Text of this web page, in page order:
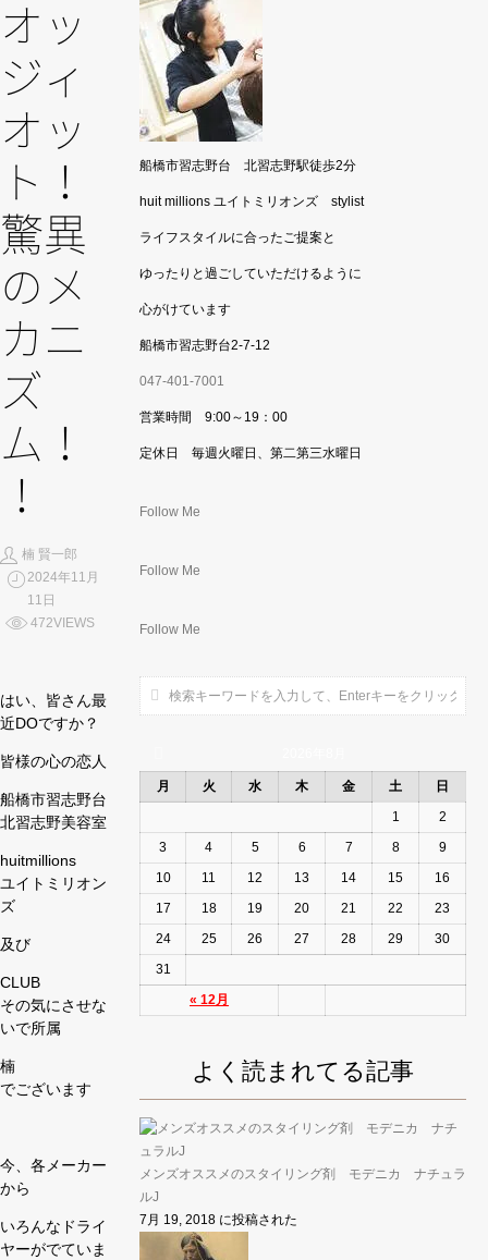
オッ
ジィ
オッ
ト！
驚異
のメ
カニ
ズ
ム！
！
楠 賢一郎
2024年11月
11日
472VIEWS
はい、皆さん最
近DOですか？
皆様の心の恋人
船橋市習志野台
北習志野美容室
huitmillions
ユイトミリオン
ズ
及び
CLUB
その気にさせな
いで所属
楠
でございます
今、各メーカー
から
いろんなドライ
ヤーがでていま
船橋市習志野台 北習志野駅徒歩2分
huit millions ユイトミリオンズ stylist
ライフスタイルに合ったご提案と
ゆったりと過ごしていただけるように
心がけています
船橋市習志野台2-7-12
047-401-7001
営業時間 9:00～19：00
定休日 毎週火曜日、第二第三水曜日
Follow Me
Follow Me
Follow Me
月 火 水 木 金 土 日
« 12月
1
2
3
4 5 6 7 8
9
10
11 12 13 14 15
16
17
18 19 20 21 22
23
24
25 26 27 28 29
30
31
よく読まれてる記事
メンズオススメのスタイリング剤 モデニカ ナチュラ
ルJ
7月 19, 2018 に投稿された